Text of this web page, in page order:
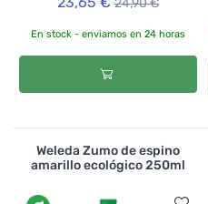
24,90 €
En stock - enviamos en 24 horas
Weleda Zumo de espino
amarillo ecológico 250ml